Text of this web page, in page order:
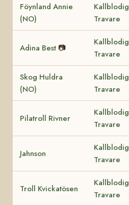
Föynland Annie
(NO)
Kallblodig
Travare
Adina Best 📷
Kallblodig
Travare
Skog Huldra
(NO)
Kallblodig
Travare
Pilatroll Rivner
Kallblodig
Travare
Jahnson
Kallblodig
Travare
Troll Kvickatösen
Kallblodig
Travare